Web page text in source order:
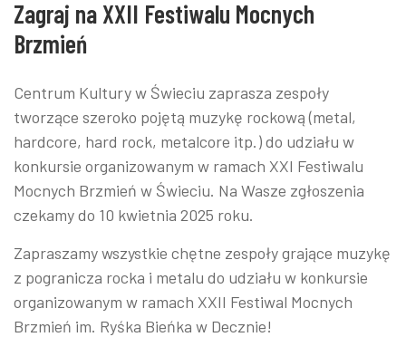
Zagraj na XXII Festiwalu Mocnych
Brzmień
Centrum Kultury w Świeciu zaprasza zespoły
tworzące szeroko pojętą muzykę rockową (metal,
hardcore, hard rock, metalcore itp.) do udziału w
konkursie organizowanym w ramach XXI Festiwalu
Mocnych Brzmień w Świeciu. Na Wasze zgłoszenia
czekamy do 10 kwietnia 2025 roku.
Zapraszamy wszystkie chętne zespoły grające muzykę
z pogranicza rocka i metalu do udziału w konkursie
organizowanym w ramach XXII Festiwal Mocnych
Brzmień im. Ryśka Bieńka w Decznie!